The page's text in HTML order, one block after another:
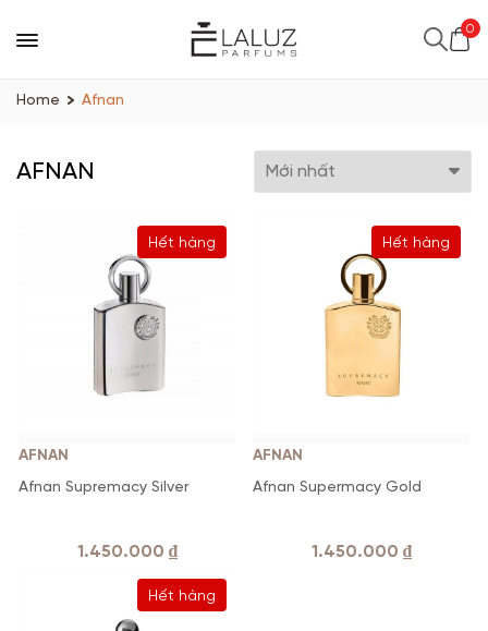
0
Home Afnan
AFNAN
Hết hàng
AFNAN
Afnan Supremacy Silver
1.450.000 ₫
Hết hàng
AFNAN
Afnan Supermacy Gold
1.450.000 ₫
Hết hàng